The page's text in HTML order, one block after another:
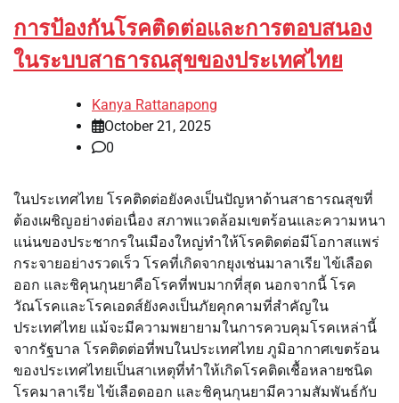
การป้องกันโรคติดต่อและการตอบสนอง
ในระบบสาธารณสุขของประเทศไทย
Kanya Rattanapong
October 21, 2025
0
ในประเทศไทย โรคติดต่อยังคงเป็นปัญหาด้านสาธารณสุขที่
ต้องเผชิญอย่างต่อเนื่อง สภาพแวดล้อมเขตร้อนและความหนา
แน่นของประชากรในเมืองใหญ่ทำให้โรคติดต่อมีโอกาสแพร่
กระจายอย่างรวดเร็ว โรคที่เกิดจากยุงเช่นมาลาเรีย ไข้เลือด
ออก และชิคุนกุนยาคือโรคที่พบมากที่สุด นอกจากนี้ โรค
วัณโรคและโรคเอดส์ยังคงเป็นภัยคุกคามที่สำคัญใน
ประเทศไทย แม้จะมีความพยายามในการควบคุมโรคเหล่านี้
จากรัฐบาล โรคติดต่อที่พบในประเทศไทย ภูมิอากาศเขตร้อน
ของประเทศไทยเป็นสาเหตุที่ทำให้เกิดโรคติดเชื้อหลายชนิด
โรคมาลาเรีย ไข้เลือดออก และชิคุนกุนยามีความสัมพันธ์กับ